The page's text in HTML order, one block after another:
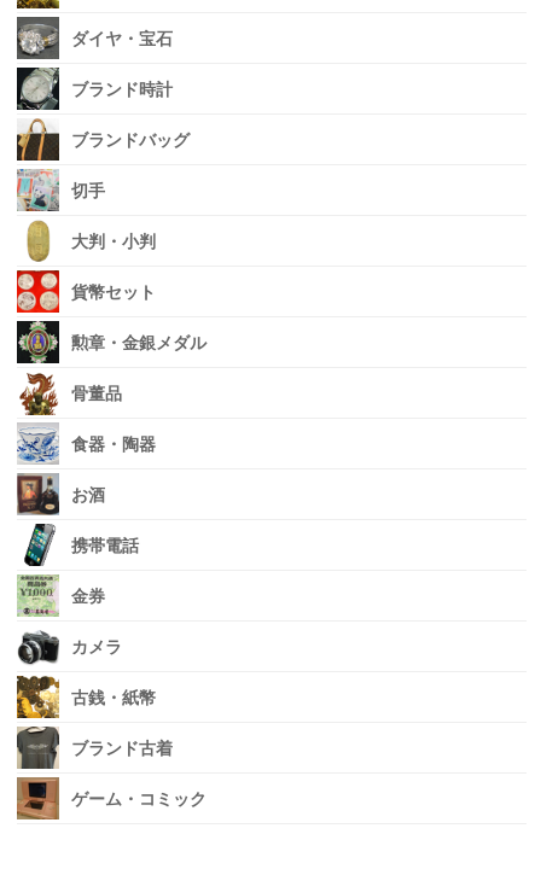
ダイヤ・宝石
ブランド時計
ブランドバッグ
切手
大判・小判
貨幣セット
勲章・金銀メダル
骨董品
食器・陶器
お酒
携帯電話
金券
カメラ
古銭・紙幣
ブランド古着
ゲーム・コミック